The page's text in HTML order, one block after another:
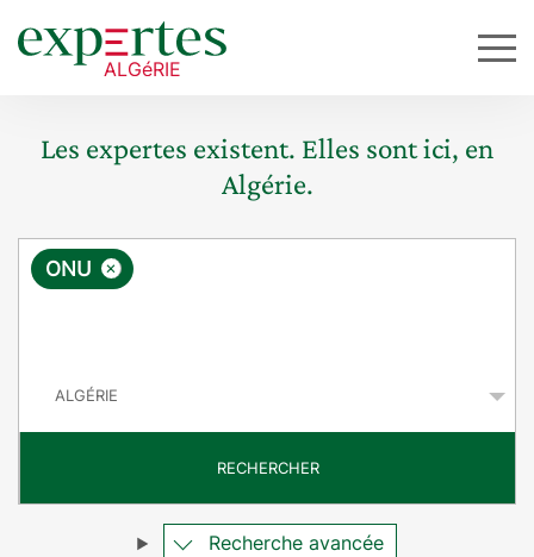
Les expertes existent. Elles sont ici, en
Algérie.
R
ê
e
×
ONU
RECHERCHER
Recherche avancée